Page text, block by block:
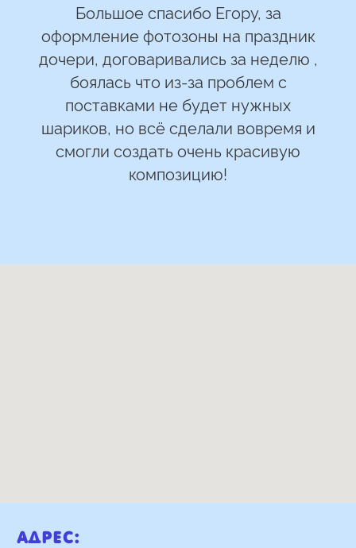
Большое спасибо Егору, за
оформление фотозоны на праздник
дочери, договаривались за неделю ,
боялась что из-за проблем с
поставками не будет нужных
шариков, но всё сделали вовремя и
смогли создать очень красивую
композицию!
Адрес: